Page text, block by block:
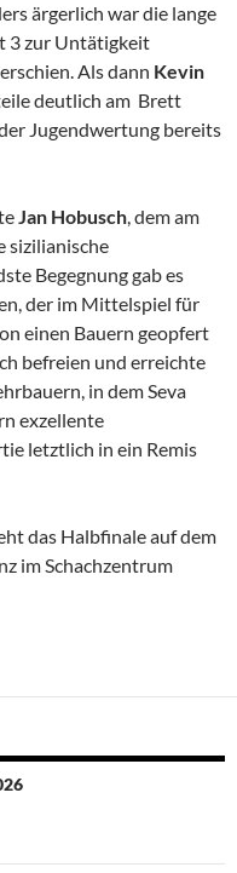
ärgerlich war die lange
3 zur Untätigkeit
Als dann Kevin
deutlich am Brett
Jugendwertung bereits
Jan Hobusch, dem am
sizilianische
Begegnung gab es
der im Mittelspiel für
einen Bauern geopfert
befreien und erreichte
in dem Seva
exzellente
letztlich in ein Remis
das Halbfinale auf dem
im Schachzentrum